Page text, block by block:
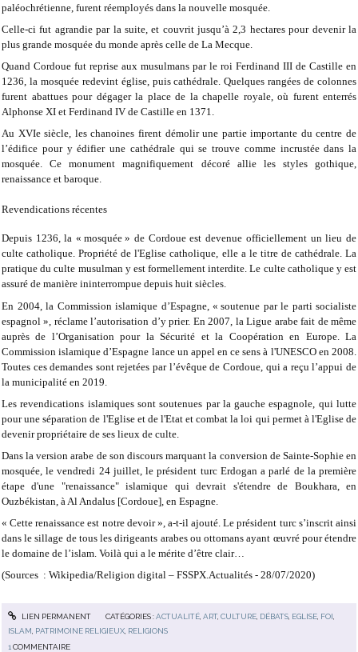
paléochrétienne, furent réemployés dans la nouvelle mosquée.
Celle-ci fut agrandie par la suite, et couvrit jusqu’à 2,3 hectares pour devenir la
plus grande mosquée du monde après celle de La Mecque.
Quand Cordoue fut reprise aux musulmans par le roi Ferdinand III de Castille en
1236, la mosquée redevint église, puis cathédrale. Quelques rangées de colonnes
furent abattues pour dégager la place de la chapelle royale, où furent enterrés
Alphonse XI et Ferdinand IV de Castille en 1371.
Au XVIe siècle, les chanoines firent démolir une partie importante du centre de
l’édifice pour y édifier une cathédrale qui se trouve comme incrustée dans la
mosquée. Ce monument magnifiquement décoré allie les styles gothique,
renaissance et baroque.
Revendications récentes
Depuis 1236, la « mosquée » de Cordoue est devenue officiellement un lieu de
culte catholique. Propriété de l'Eglise catholique, elle a le titre de cathédrale. La
pratique du culte musulman y est formellement interdite. Le culte catholique y est
assuré de manière ininterrompue depuis huit siècles.
En 2004, la Commission islamique d’Espagne, « soutenue par le parti socialiste
espagnol », réclame l’autorisation d’y prier. En 2007, la Ligue arabe fait de même
auprès de l’Organisation pour la Sécurité et la Coopération en Europe. La
Commission islamique d’Espagne lance un appel en ce sens à l'UNESCO en 2008.
Toutes ces demandes sont rejetées par l’évêque de Cordoue, qui a reçu l’appui de
la municipalité en 2019.
Les revendications islamiques sont soutenues par la gauche espagnole, qui lutte
pour une séparation de l'Eglise et de l'Etat et combat la loi qui permet à l'Eglise de
devenir propriétaire de ses lieux de culte.
Dans la version arabe de son discours marquant la conversion de Sainte-Sophie en
mosquée, le vendredi 24 juillet, le président turc Erdogan a parlé de la première
étape d'une "renaissance" islamique qui devrait s'étendre de Boukhara, en
Ouzbékistan, à Al Andalus [Cordoue], en Espagne.
« Cette renaissance est notre devoir », a-t-il ajouté. Le président turc s’inscrit ainsi
dans le sillage de tous les dirigeants arabes ou ottomans ayant œuvré pour étendre
le domaine de l’islam. Voilà qui a le mérite d’être clair…
(Sources : Wikipedia/Religion digital – FSSPX.Actualités - 28/07/2020)
LIEN PERMANENT CATÉGORIES :ACTUALITÉ, ART, CULTURE, DÉBATS, EGLISE, FOI
ISLAM PATRIMOINE RELIGIEUX RELIGIONS
1 COMMENTAIRE